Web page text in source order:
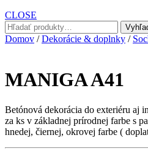
CLOSE
Hľadať:
Domov /Dekorácie & doplnky /
MANIGA A41
Betónová dekorácia do exteriéru aj
za ks v základnej prírodnej farbe s
hnedej, čiernej, okrovej farbe (